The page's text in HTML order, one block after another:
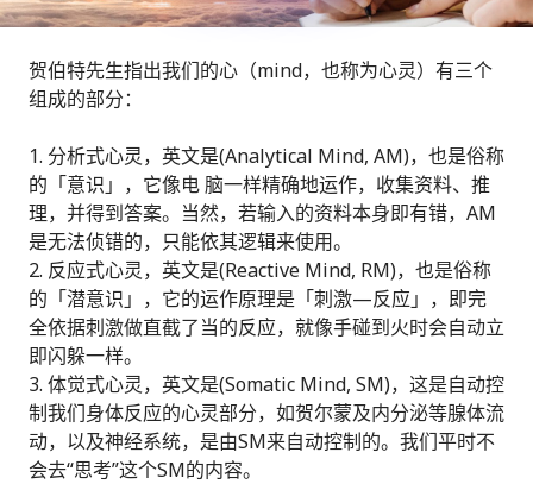
贺伯特先生指出我们的心（mind，也称为心灵）有三个
组成的部分：
分析式心灵，英文是(Analytical Mind, AM)，也是俗称
的「意识」，它像电 脑一样精确地运作，收集资料、推
理，并得到答案。当然，若输入的资料本身即有错，AM
是无法侦错的，只能依其逻辑来使用。
反应式心灵，英文是(Reactive Mind, RM)，也是俗称
的「潜意识」，它的运作原理是「刺激—反应」，即完
全依据刺激做直截了当的反应，就像手碰到火时会自动立
即闪躲一样。
体觉式心灵，英文是(Somatic Mind, SM)，这是自动控
制我们身体反应的心灵部分，如贺尔蒙及内分泌等腺体流
动，以及神经系统，是由SM来自动控制的。我们平时不
会去“思考”这个SM的内容。